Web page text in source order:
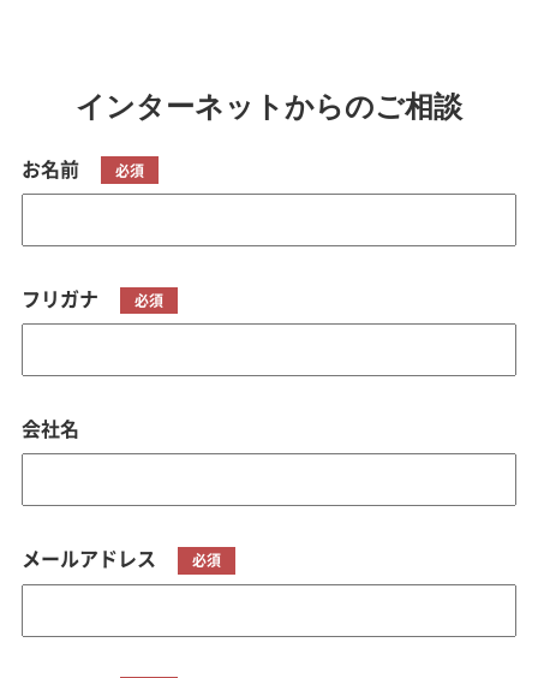
インターネットからのご相談
お名前 必須
フリガナ 必須
会社名
メールアドレス 必須